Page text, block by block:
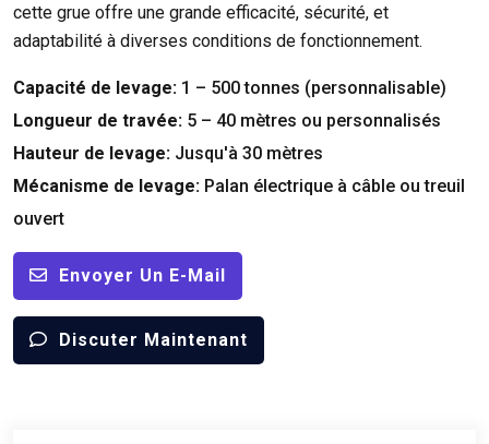
cette grue offre une grande efficacité, sécurité, et
adaptabilité à diverses conditions de fonctionnement.
Capacité de levage: 1 – 500 tonnes (personnalisable)
Longueur de travée: 5 – 40 mètres ou personnalisés
Hauteur de levage: Jusqu'à 30 mètres
Mécanisme de levage: Palan électrique à câble ou treuil
ouvert
Envoyer Un E-Mail
Discuter Maintenant